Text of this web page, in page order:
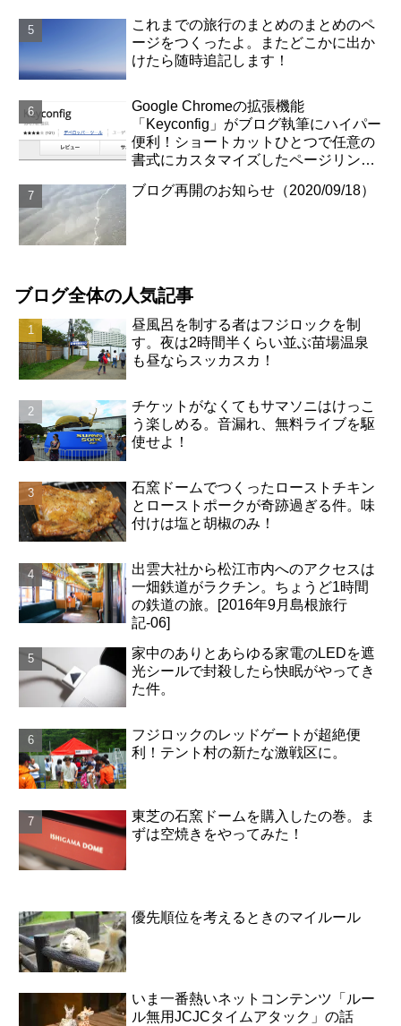
これまでの旅行のまとめのまとめのペ
ージをつくったよ。またどこかに出か
けたら随時追記します！
Google Chromeの拡張機能
「Keyconfig」がブログ執筆にハイパー
便利！ショートカットひとつで任意の
書式にカスタマイズしたページリンク
ブログ再開のお知らせ（2020/09/18）
ブログ全体の人気記事
昼風呂を制する者はフジロックを制
す。夜は2時間半くらい並ぶ苗場温泉
も昼ならスッカスカ！
チケットがなくてもサマソニはけっこ
う楽しめる。音漏れ、無料ライブを駆
使せよ！
石窯ドームでつくったローストチキン
とローストポークが奇跡過ぎる件。味
付けは塩と胡椒のみ！
出雲大社から松江市内へのアクセスは
一畑鉄道がラクチン。ちょうど1時間
の鉄道の旅。[2016年9月島根旅行
記-06]
家中のありとあらゆる家電のLEDを遮
光シールで封殺したら快眠がやってき
た件。
フジロックのレッドゲートが超絶便
利！テント村の新たな激戦区に。
東芝の石窯ドームを購入したの巻。ま
ずは空焼きをやってみた！
優先順位を考えるときのマイルール
いま一番熱いネットコンテンツ「ルー
ル無用JCJCタイムアタック」の話